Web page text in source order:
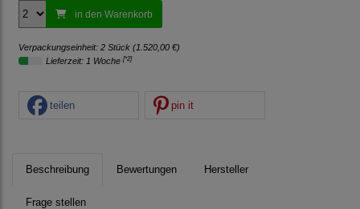
in den Warenkorb
Verpackungseinheit: 2 Stück (1.520,00 €)
Lieferzeit: 1 Woche [*2]
teilen pin it
Beschreibung Bewertungen Hersteller
Frage stellen